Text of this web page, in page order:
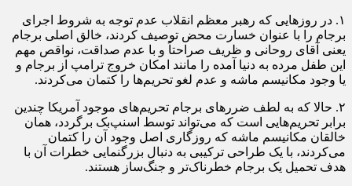
۱. در روزهایی که رهبر معظم انقلاب عدم توجه به شروط اجرای
برجام را با عنوان خسارت محض توصیف کردند، خالق اصلی برجام
یعنی آقای روحانی و ظریف صراحتاً و با عدم صداقت، نواقص مهم
این طفل مرده به دنیا آمده را مانند امکان خروج ترامپ از برجام و
یا وجود مکانیسم ماشه و عدم لغو تحریم‌ها را کتمان می‌کردند.
۲. حالا که به لطف ضررهای برجام تحریم‌های موجود آمریکا چندین
برابر تحریم‌هایی است که می‌تواند توسط اسنپ‌بک برگردد، همان
خالقان مکانیسم ماشه که روزگاری اصل وجود آن را کتمان
می‌کردند، با یک طراحی ترکیبی به دنبال بزرگنمایی خطرات آن با
هدف تحمیل یک برجام خطرناک‌تر و جنگ‌ساز هستند.